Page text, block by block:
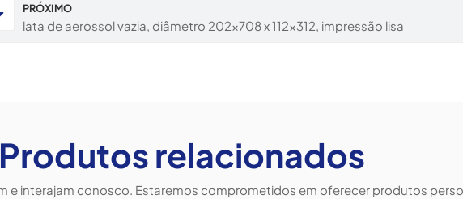
PRÓXIMO
lata de aerossol vazia, diâmetro 202x708 x 112x312, impressão lisa
relacionados
e interajam conosco. Estaremos comprometidos em oferecer produtos